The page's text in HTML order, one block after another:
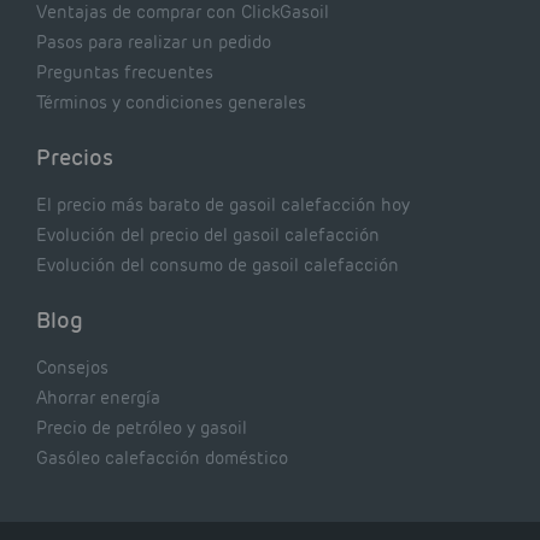
Ventajas de comprar con ClickGasoil
Pasos para realizar un pedido
Preguntas frecuentes
Términos y condiciones generales
Precios
El precio más barato de gasoil calefacción hoy
Evolución del precio del gasoil calefacción
Evolución del consumo de gasoil calefacción
Blog
Consejos
Ahorrar energía
Precio de petróleo y gasoil
Gasóleo calefacción doméstico